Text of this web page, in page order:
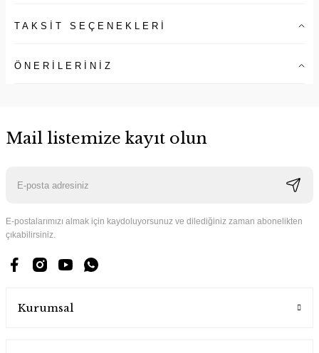
TAKSİT SEÇENEKLERİ
ÖNERİLERİNİZ
Mail listemize kayıt olun
E-postalarımızı almak için kaydoluyorsunuz ve dilediğiniz zaman abonelikten
çıkabilirsiniz.
Kurumsal